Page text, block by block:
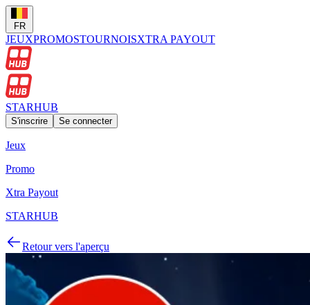
FR
JEUXPROMOSTOURNOISXTRA PAYOUT
STARHUB
S'inscrire Se connecter
Jeux
Promo
Xtra Payout
STARHUB
Retour vers l'aperçu